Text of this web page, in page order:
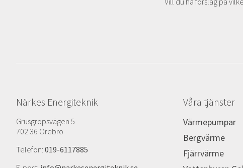
Närkes Energiteknik
Grusgropsvägen 5
702 36 Örebro
Telefon: 019-6117885
Våra tjänster
Värmepumpar
Bergvärme
Fjärrvärme